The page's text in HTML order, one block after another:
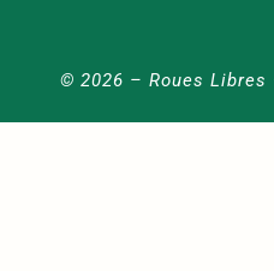
© 2026 – Roues